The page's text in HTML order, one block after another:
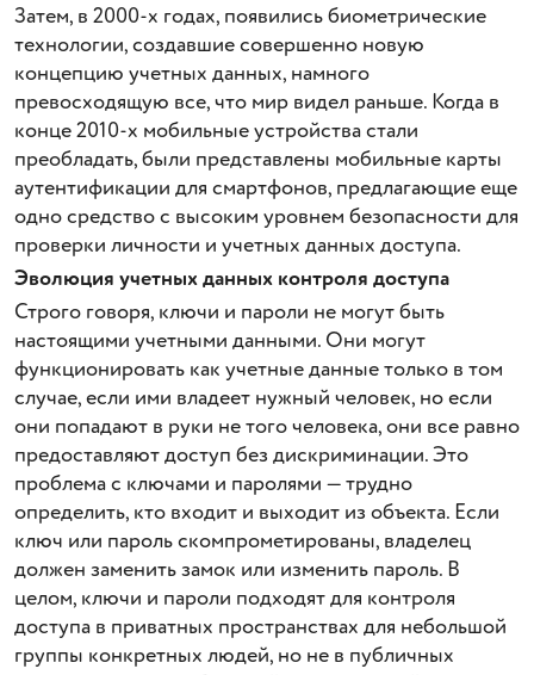
Затем, в 2000-х годах, появились биометрические
технологии, создавшие совершенно новую
концепцию учетных данных, намного
превосходящую все, что мир видел раньше. Когда в
конце 2010-х мобильные устройства стали
преобладать, были представлены мобильные карты
аутентификации для смартфонов, предлагающие еще
одно средство с высоким уровнем безопасности для
проверки личности и учетных данных доступа.
Эволюция учетных данных контроля доступа
Строго говоря, ключи и пароли не могут быть
настоящими учетными данными. Они могут
функционировать как учетные данные только в том
случае, если ими владеет нужный человек, но если
они попадают в руки не того человека, они все равно
предоставляют доступ без дискриминации. Это
проблема с ключами и паролями — трудно
определить, кто входит и выходит из объекта. Если
ключ или пароль скомпрометированы, владелец
должен заменить замок или изменить пароль. В
целом, ключи и пароли подходят для контроля
доступа в приватных пространствах для небольшой
группы конкретных людей, но не в публичных